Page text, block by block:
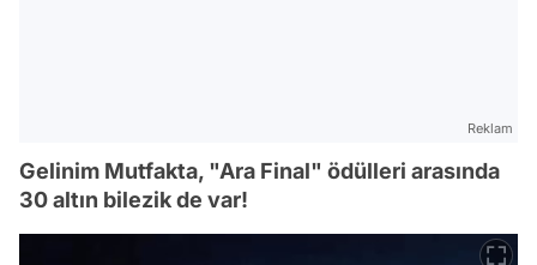
Reklam
Gelinim Mutfakta, "Ara Final" ödülleri arasında
30 altın bilezik de var!